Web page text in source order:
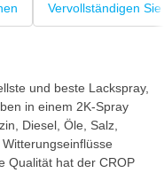
Vervollständigen
und beste Lackspray,
in einem 2K-Spray
Diesel, Öle, Salz,
Qualität hat der CROP